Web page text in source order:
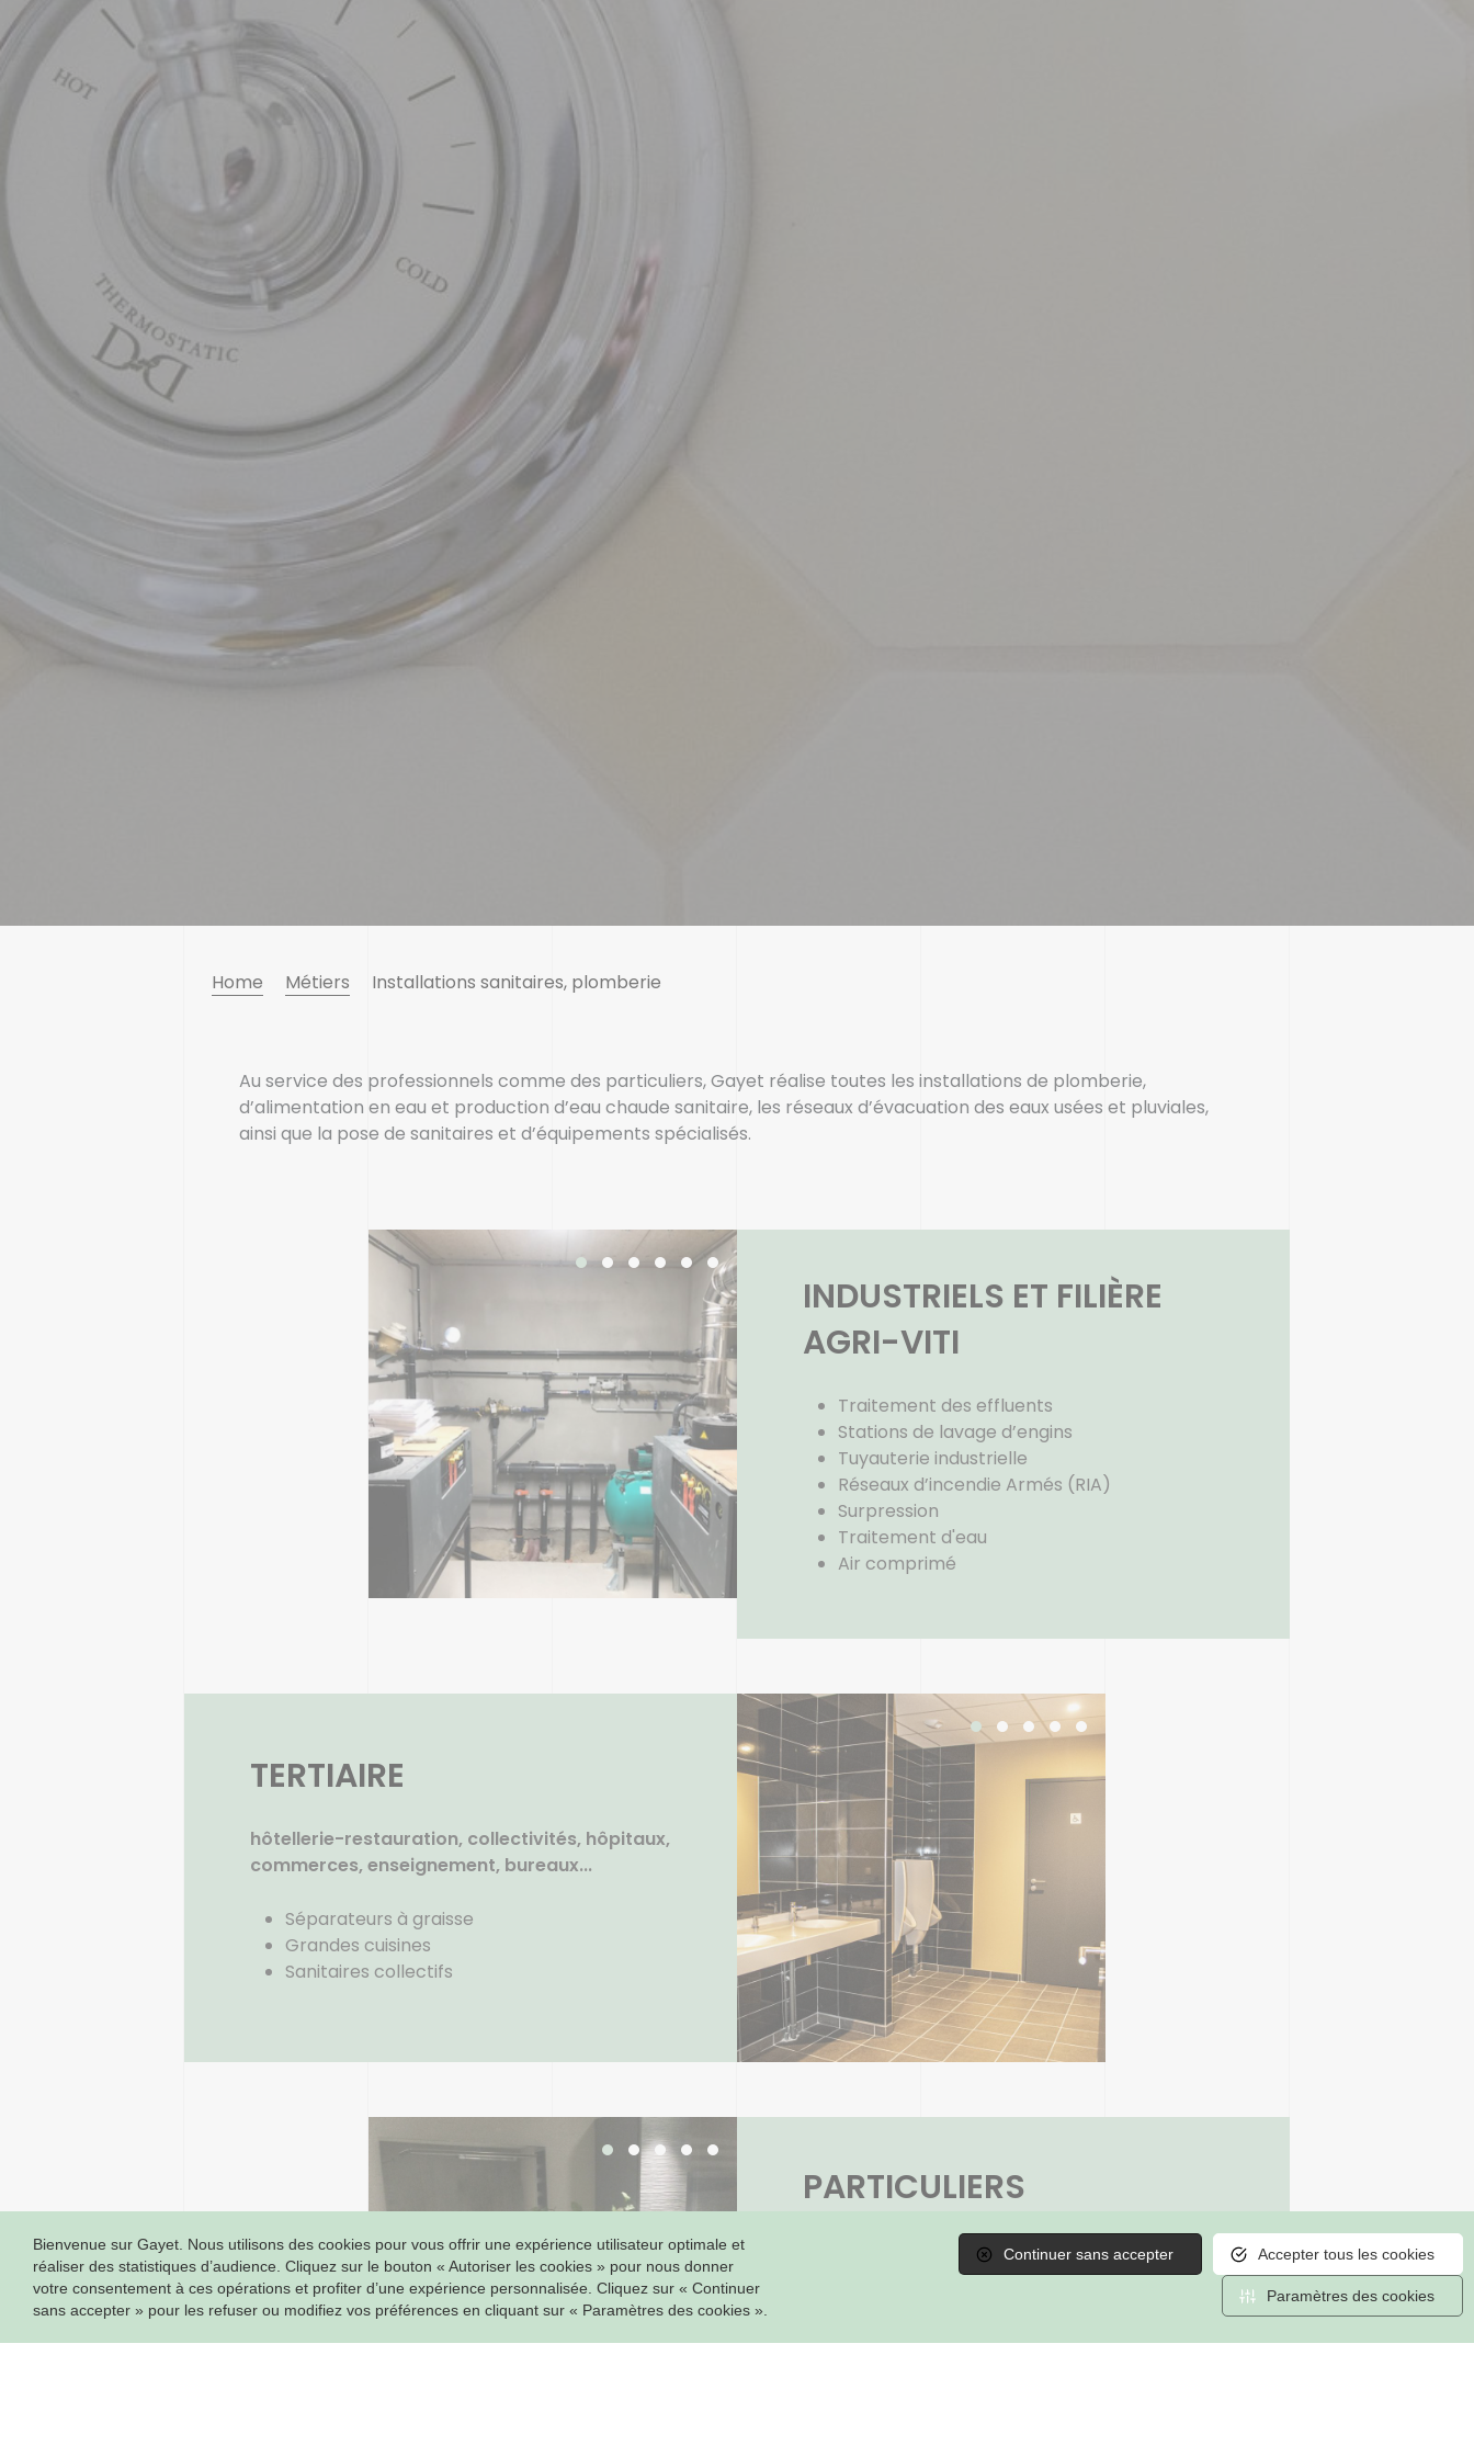
Home Métiers Installations sanitaires, plomberie
Au service des professionnels comme des particuliers, Gayet réalise toutes les installations de plomberie,
d’alimentation en eau et production d’eau chaude sanitaire, les réseaux d’évacuation des eaux usées et pluviales,
ainsi que la pose de sanitaires et d’équipements spécialisés.
INDUSTRIELS ET FILIÈRE
AGRI-VITI
Traitement des effluents
Stations de lavage d’engins
Tuyauterie industrielle
Réseaux d’incendie Armés (RIA)
Surpression
Traitement d'eau
Air comprimé
TERTIAIRE
hôtellerie-restauration, collectivités, hôpitaux,
commerces, enseignement, bureaux...
Séparateurs à graisse
Grandes cuisines
Sanitaires collectifs
PARTICULIERS
Installations sanitaires
Maintenance, dépannage
Bienvenue sur Gayet. Nous utilisons des cookies pour vous offrir une expérience utilisateur optimale et
réaliser des statistiques d’audience. Cliquez sur le bouton « Autoriser les cookies » pour nous donner
votre consentement à ces opérations et profiter d’une expérience personnalisée. Cliquez sur « Continuer
sans accepter » pour les refuser ou modifiez vos préférences en cliquant sur « Paramètres des cookies ».
Accepter tous les cookies
Continuer sans accepter
Paramètres des cookies